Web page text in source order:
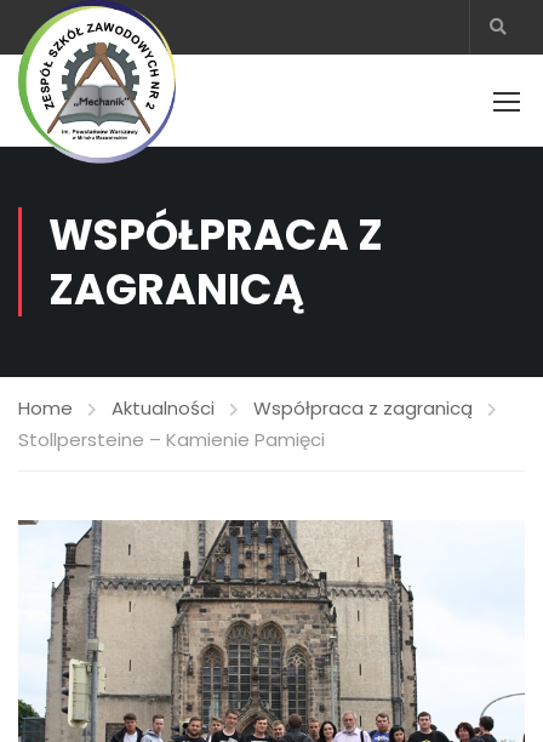
WSPÓŁPRACA Z
ZAGRANICĄ
Home Aktualności
Współpraca z zagranicą
Stollpersteine – Kamienie Pamięci